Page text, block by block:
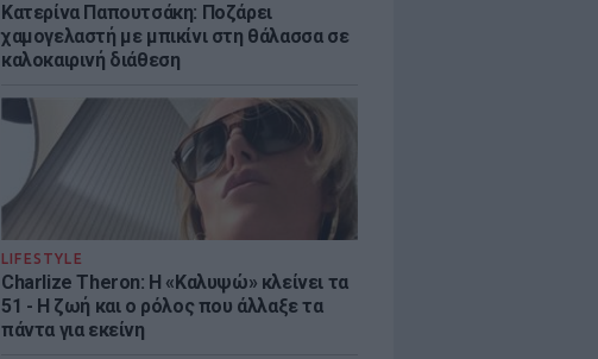
Κατερίνα Παπουτσάκη: Ποζάρει
χαμογελαστή με μπικίνι στη θάλασσα σε
καλοκαιρινή διάθεση
LIFESTYLE
Charlize Theron: Η «Καλυψώ» κλείνει τα
51 - H ζωή και ο ρόλος που άλλαξε τα
πάντα για εκείνη